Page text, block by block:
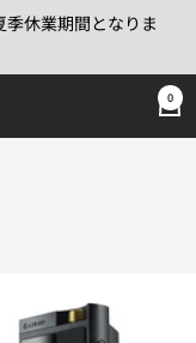
休業期間となりま
0